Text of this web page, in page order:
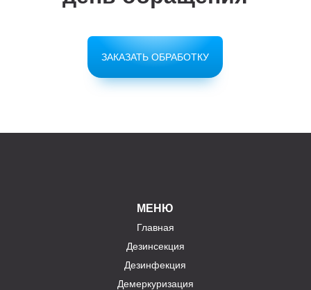
ЗАКАЗАТЬ ОБРАБОТКУ
МЕНЮ
Главная
Дезинсекция
Дезинфекция
Демеркуризация